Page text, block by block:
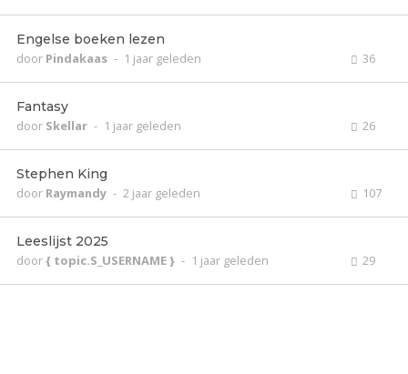
Engelse boeken lezen
door Pindakaas - 1 jaar geleden 36
Fantasy
door Skellar - 1 jaar geleden 26
Stephen King
door Raymandy - 2 jaar geleden 107
Leeslijst 2025
door{ topic.S_USERNAME } - 1 jaar geleden 29